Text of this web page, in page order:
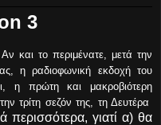
3
και το περιμένατε, μετά την
η ραδιοφωνική εκδοχή του
η πρώτη και μακροβιότερη
τρίτη σεζόν της, τη Δευτέρα
γιατί α) θα